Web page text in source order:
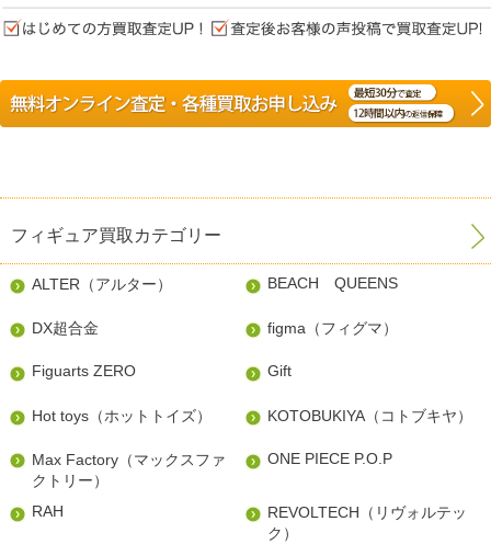
フィギュア買取カテゴリー
ALTER（アルター） BEACH QUEENS
DX超合金 figma（フィグマ）
Figuarts ZERO Gift
Hot toys（ホットトイズ） KOTOBUKIYA（コトブキヤ）
Max Factory（マックスファ
クトリー）
ONE PIECE P.O.P
RAH
REVOLTECH（リヴォルテッ
ク）